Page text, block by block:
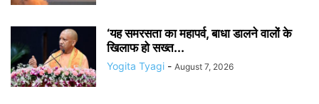
‘यह समरसता का महापर्व, बाधा डालने वालों के
खिलाफ हो सख्त...
Yogita Tyagi - August 7, 2026